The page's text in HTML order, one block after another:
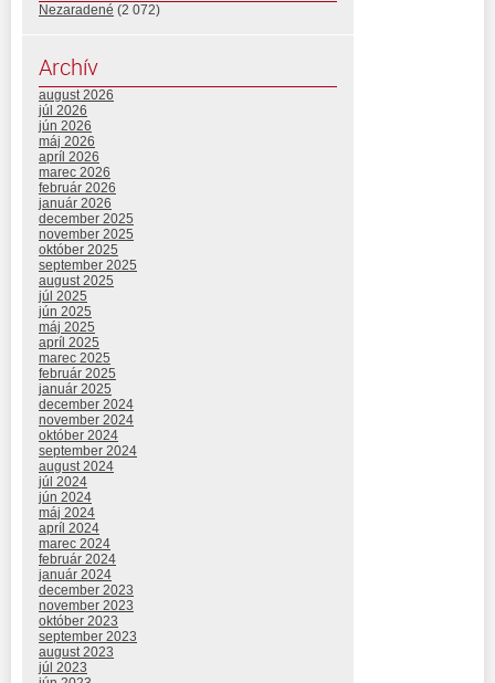
Nezaradené (2 072)
Archív
august 2026
júl 2026
jún 2026
máj 2026
apríl 2026
marec 2026
február 2026
január 2026
december 2025
november 2025
október 2025
september 2025
august 2025
júl 2025
jún 2025
máj 2025
apríl 2025
marec 2025
február 2025
január 2025
december 2024
november 2024
október 2024
september 2024
august 2024
júl 2024
jún 2024
máj 2024
apríl 2024
marec 2024
február 2024
január 2024
december 2023
november 2023
október 2023
september 2023
august 2023
júl 2023